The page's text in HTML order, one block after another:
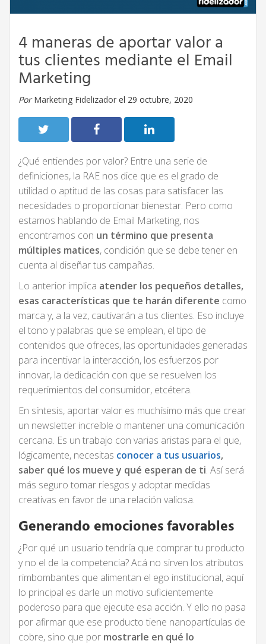
4 maneras de aportar valor a
tus clientes mediante el Email
Marketing
Por Marketing Fidelizador el 29 octubre, 2020
¿Qué entiendes por valor? Entre una serie de
definiciones, la RAE nos dice que es el grado de
utilidad o aptitud de las cosas para satisfacer las
necesidades o proporcionar bienestar. Pero como
estamos hablando de Email Marketing, nos
encontramos con un término que presenta
múltiples matices, condición que se debe tener en
cuenta al diseñar tus campañas.
Lo anterior implica atender los pequeños detalles,
esas características que te harán diferente como
marca y, a la vez, cautivarán a tus clientes. Eso incluye
el tono y palabras que se emplean, el tipo de
contenidos que ofreces, las oportunidades generadas
para incentivar la interacción, los esfuerzos por
innovar, la dedicación con que se resuelven los
requerimientos del consumidor, etcétera.
En síntesis, aportar valor es muchísimo más que crear
un newsletter increíble o mantener una comunicación
cercana. Es un trabajo con varias aristas para el que,
lógicamente, necesitas conocer a tus usuarios,
saber qué los mueve y qué esperan de ti. Así será
más seguro tomar riesgos y adoptar medidas
creativas en favor de una relación valiosa.
Generando emociones favorables
¿Por qué un usuario tendría que comprar tu producto
y no el de la competencia? Acá no sirven los atributos
rimbombantes que alimentan el ego institucional, aquí
lo principal es darle un motivo suficientemente
poderoso para que ejecute esa acción. Y ello no pasa
por afirmar que ese producto tiene nanopartículas de
cobre, sino que por mostrarle en qué lo